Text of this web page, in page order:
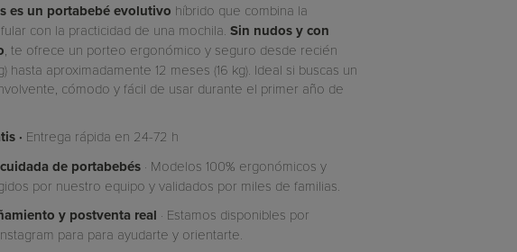
es un portabebé evolutivo híbrido que combina la
con la practicidad de una mochila. Sin nudos y con
, te ofrece un porteo ergonómico y seguro desde recién
hasta aproximadamente 12 meses (16 kg). Ideal si buscas un
cómodo y fácil de usar durante el primer año de
· Entrega rápida en 24-72 h
de portabebés · Modelos 100% ergonómicos y
por nuestro equipo y validados por miles de familias.
y postventa real · Estamos disponibles por
para para ayudarte y orientarte.